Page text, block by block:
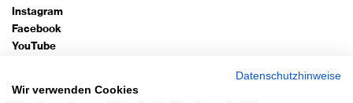
Instagram
Facebook
YouTube
Datenschutzhinweise
Wir verwenden Cookies